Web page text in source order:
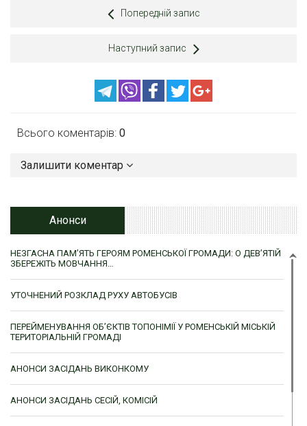
Попередній запис
Наступний запис
Всього коментарів: 0
Залишити коментар
Анонси
НЕЗГАСНА ПАМ’ЯТЬ ГЕРОЯМ РОМЕНСЬКОЇ ГРОМАДИ: О ДЕВ’ЯТІЙ
ЗБЕРЕЖІТЬ МОВЧАННЯ…
УТОЧНЕНИЙ РОЗКЛАД РУХУ АВТОБУСІВ
ПЕРЕЙМЕНУВАННЯ ОБ’ЄКТІВ ТОПОНІМІЇ У РОМЕНСЬКІЙ МІСЬКІЙ
ТЕРИТОРІАЛЬНІЙ ГРОМАДІ
АНОНСИ ЗАСІДАНЬ ВИКОНКОМУ
АНОНСИ ЗАСІДАНЬ СЕСІЙ, КОМІСІЙ